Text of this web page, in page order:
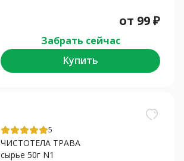
от 99₽
Забрать сейчас
Купить
5
ЧИСТОТЕЛА ТРАВА
сырье 50г N1